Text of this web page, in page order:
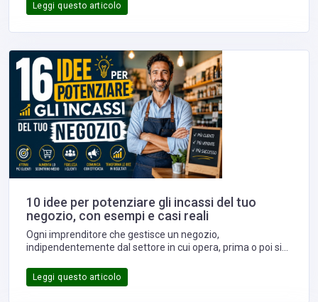
Leggi questo articolo
10 idee per potenziare gli incassi del tuo
negozio, con esempi e casi reali
Ogni imprenditore che gestisce un negozio,
indipendentemente dal settore in cui opera, prima o poi si
senza dover trovare nuovi clienti ogni singolo giorno?
Leggi questo articolo